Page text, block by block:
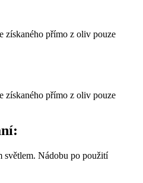
získaného přímo z oliv pouze
získaného přímo z oliv pouze
světlem. Nádobu po použití